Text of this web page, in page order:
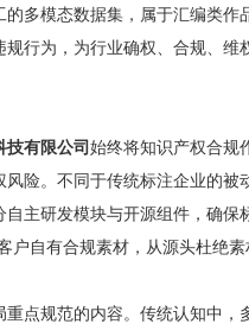
多模态数据集，属于汇编类
行为，为行业确权、合规、
技有限公司始终将知识产权合规
险。不同于传统标注企业的被
主研发模块与开源组件，确
自有合规素材，从源头杜绝
点规范的内容。传统认知中